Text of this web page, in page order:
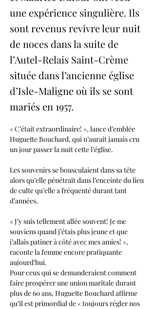
une expérience singulière. Ils
sont revenus revivre leur nuit
de noces dans la suite de
l’Autel-Relais Saint-Crème
située dans l’ancienne église
d’Isle-Maligne où ils se sont
mariés en 1957.
« C’était extraordinaire! », lance d’emblée
Huguette Bouchard, qui n’aurait jamais cru
un jour passer la nuit cette l’église.
Les souvenirs se bousculaient dans sa tête
alors qu’elle pénétrait dans l’enceinte du lieu
de culte qu’elle a fréquenté durant tant
d’années.
« J’y suis tellement allée souvent! Je me
souviens quand j’étais plus jeune et que
j’allais patiner à côté avec mes amies! »,
raconte la femme encore pratiquante
aujourd’hui.
Pour ceux qui se demanderaient comment
faire prospérer une union maritale durant
plus de 60 ans, Huguette Bouchard affirme
qu’il est primordial de « toujours régler nos